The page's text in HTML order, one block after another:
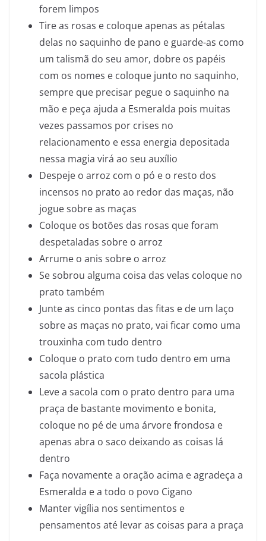
forem limpos
Tire as rosas e coloque apenas as pétalas
delas no saquinho de pano e guarde-as como
um talismã do seu amor, dobre os papéis
com os nomes e coloque junto no saquinho,
sempre que precisar pegue o saquinho na
mão e peça ajuda a Esmeralda pois muitas
vezes passamos por crises no
relacionamento e essa energia depositada
nessa magia virá ao seu auxílio
Despeje o arroz com o pó e o resto dos
incensos no prato ao redor das maças, não
jogue sobre as maças
Coloque os botões das rosas que foram
despetaladas sobre o arroz
Arrume o anis sobre o arroz
Se sobrou alguma coisa das velas coloque no
prato também
Junte as cinco pontas das fitas e de um laço
sobre as maças no prato, vai ficar como uma
trouxinha com tudo dentro
Coloque o prato com tudo dentro em uma
sacola plástica
Leve a sacola com o prato dentro para uma
praça de bastante movimento e bonita,
coloque no pé de uma árvore frondosa e
apenas abra o saco deixando as coisas lá
dentro
Faça novamente a oração acima e agradeça a
Esmeralda e a todo o povo Cigano
Manter vigília nos sentimentos e
pensamentos até levar as coisas para a praça